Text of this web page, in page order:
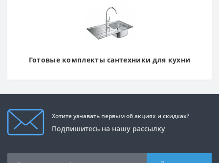
Готовые комплекты сантехники для кухни
Хотите узнавать первым об акциях и скидках?
Подпишитесь на нашу рассылку